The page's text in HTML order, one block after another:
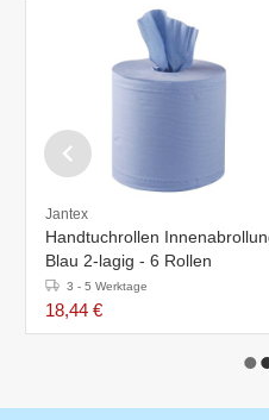
Jantex
Handtuchrollen
Blau 2-lagig - 6 Rollen
3 - 5 Werktage
18,44 €